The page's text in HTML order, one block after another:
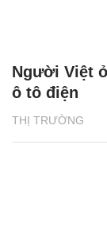
THỊ TRƯỜNG
Người Việt
ô tô điện